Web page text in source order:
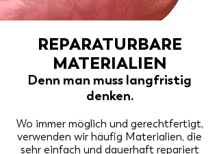
REPARATURBARE
MATERIALIEN
Denn man muss langfristig
denken.
Wo immer möglich und gerechtfertigt,
verwenden wir häufig Materialien, die
sehr einfach und dauerhaft repariert